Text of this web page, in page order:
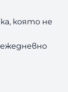
която не